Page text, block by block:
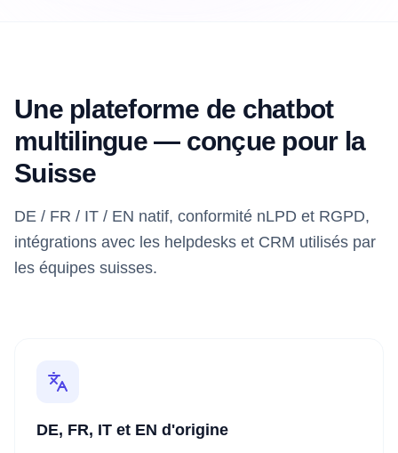
Une plateforme de chatbot
multilingue — conçue pour la
Suisse
DE / FR / IT / EN natif, conformité nLPD et RGPD,
intégrations avec les helpdesks et CRM utilisés par
les équipes suisses.
DE, FR, IT et EN d'origine